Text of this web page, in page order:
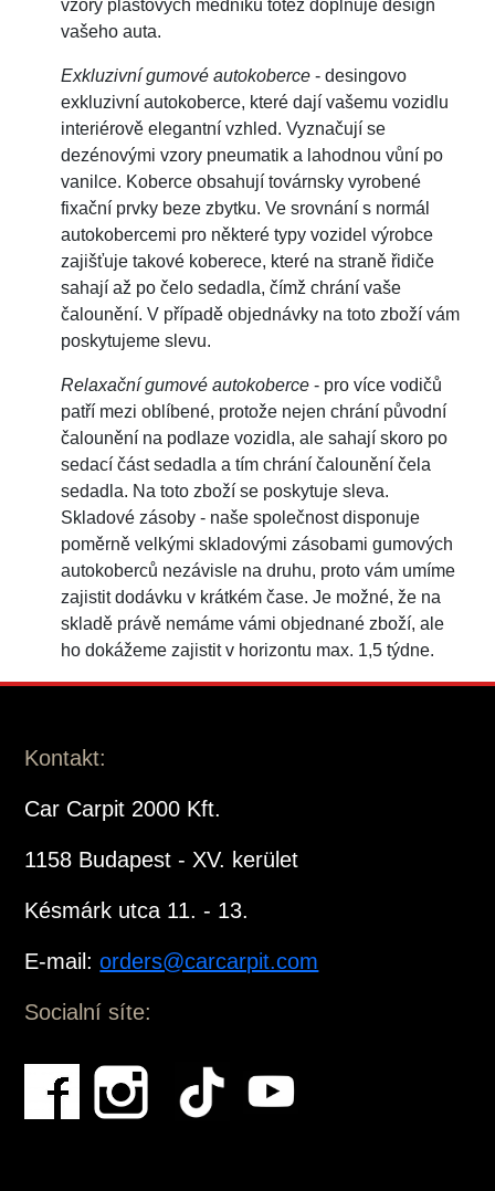
vzory plastových medníku totéž doplňuje design
vašeho auta.
Exkluzivní gumové autokoberce- desingovo
exkluzivní autokoberce, které dají vašemu vozidlu
interiérově elegantní vzhled. Vyznačují se
dezénovými vzory pneumatik a lahodnou vůní po
vanilce. Koberce obsahují továrnsky vyrobené
fixační prvky beze zbytku. Ve srovnání s normál
autokobercemi pro některé typy vozidel výrobce
zajišťuje takové koberece, které na straně řidiče
sahají až po čelo sedadla, čímž chrání vaše
čalounění. V případě objednávky na toto zboží vám
poskytujeme slevu.
Relaxační gumové autokoberce- pro více vodičů
patří mezi oblíbené, protože nejen chrání původní
čalounění na podlaze vozidla, ale sahají skoro po
sedací část sedadla a tím chrání čalounění čela
sedadla. Na toto zboží se poskytuje sleva.
Skladové zásoby - naše společnost disponuje
poměrně velkými skladovými zásobami gumových
autokoberců nezávisle na druhu, proto vám umíme
zajistit dodávku v krátkém čase. Je možné, že na
skladě právě nemáme vámi objednané zboží, ale
ho dokážeme zajistit v horizontu max. 1,5 týdne.
Kontakt:
Car Carpit 2000 Kft.
1158 Budapest - XV. kerület
Késmárk utca 11. - 13.
E-mail:orders@carcarpit.com
Socialní síte: